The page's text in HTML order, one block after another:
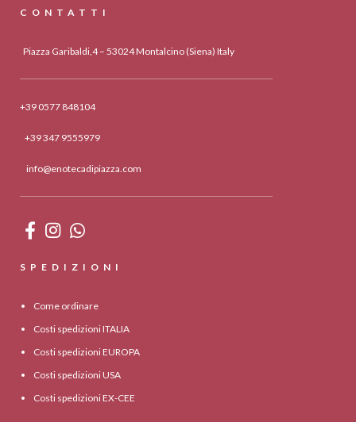
CONTATTI
Piazza Garibaldi,4 – 53024 Montalcino (Siena) Italy
+39 0577 848104
+39 347 9555979
info@enotecadipiazza.com
SPEDIZIONI
Come ordinare
Costi spedizioni ITALIA
Costi spedizioni EUROPA
Costi spedizioni USA
Costi spedizioni EX-CEE